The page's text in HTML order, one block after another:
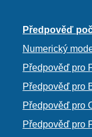
Předpověď
Numerický
Předpověď pro
Předpověď pro
Předpověď pro
Předpověď pro